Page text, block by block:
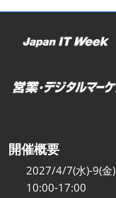
む
開催概要
2027/4/7(水)-9(金)
10:00-17:00